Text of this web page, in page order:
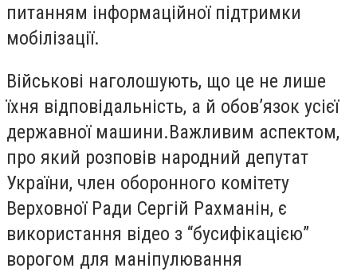
питанням інформаційної підтримки
мобілізації.
Військові наголошують, що це не лише
їхня відповідальність, а й обов’язок усієї
державної машини.Важливим аспектом,
про який розповів народний депутат
України, член оборонного комітету
Верховної Ради Сергій Рахманін, є
використання відео з “бусифікацією”
ворогом для маніпулювання